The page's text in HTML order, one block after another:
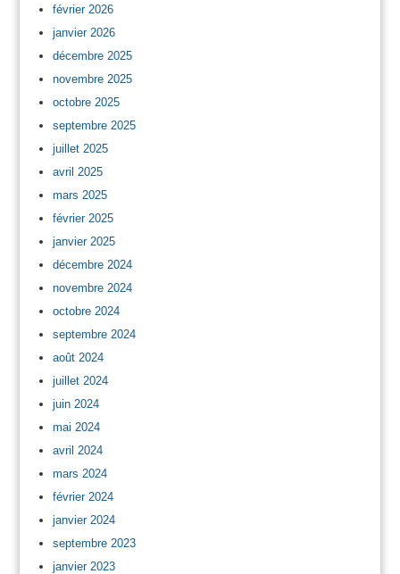
février 2026
janvier 2026
décembre 2025
novembre 2025
octobre 2025
septembre 2025
juillet 2025
avril 2025
mars 2025
février 2025
janvier 2025
décembre 2024
novembre 2024
octobre 2024
septembre 2024
août 2024
juillet 2024
juin 2024
mai 2024
avril 2024
mars 2024
février 2024
janvier 2024
septembre 2023
janvier 2023